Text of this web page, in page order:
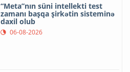
“Meta”nın süni intellekti test
zamanı başqa şirkətin sisteminə
daxil olub
06-08-2026